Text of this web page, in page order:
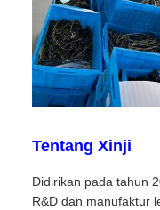
Tentang Xinji
Didirikan pada tahun
R&D dan manufaktur